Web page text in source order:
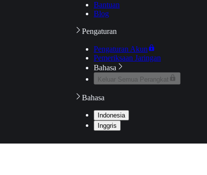
Bantuan
Blog
Pengaturan
Pengaturan Akun
Pemeriksaan Jaringan
Bahasa
Keluar Semua Perangkat
Bahasa
Indonesia
Inggris